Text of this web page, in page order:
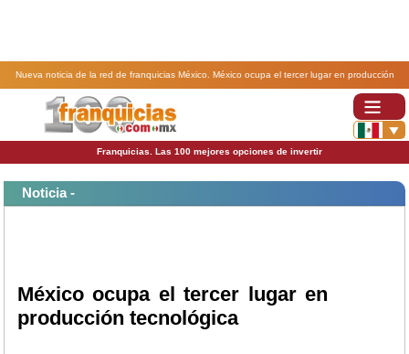
Nueva noticia de la red de franquicias México. México ocupa el tercer lugar en producción
Franquicias. Las 100 mejores opciones de invertir
Noticia -
México ocupa el tercer lugar en
producción tecnológica